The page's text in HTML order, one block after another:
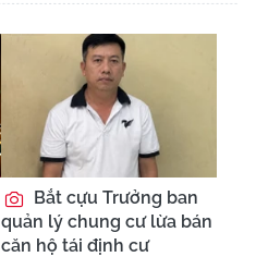
Bắt cựu Trưởng ban
quản lý chung cư lừa bán
căn hộ tái định cư